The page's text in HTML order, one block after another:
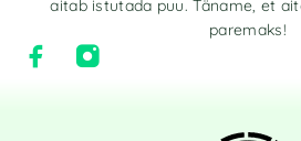
aitab istutada puu. Täname, et
paremaks!